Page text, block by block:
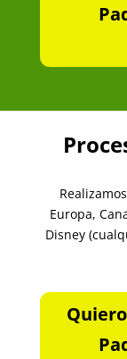
Europa,
Disney